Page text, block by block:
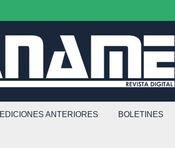
EDICIONES ANTERIORES BOLETINES